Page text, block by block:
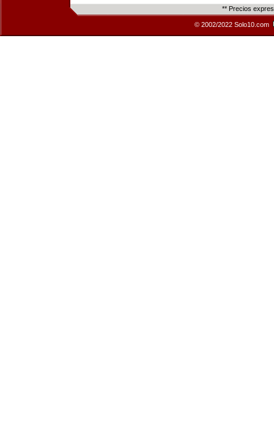
** Precios
© 2002/2022 Solo10.com